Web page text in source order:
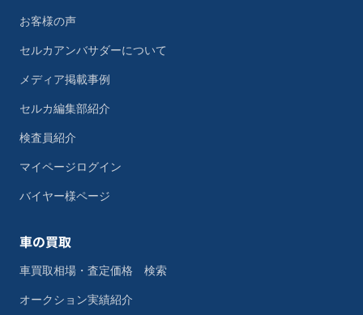
お客様の声
セルカアンバサダーについて
メディア掲載事例
セルカ編集部紹介
検査員紹介
マイページログイン
バイヤー様ページ
車の買取
車買取相場・査定価格 検索
オークション実績紹介